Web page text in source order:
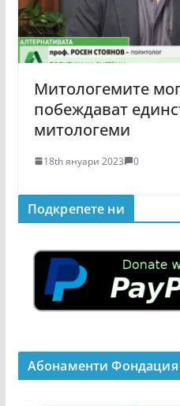
Митологемите
побеждават
митологеми
18th януари 2023 0
Подкрепeте ни
Абонаменти